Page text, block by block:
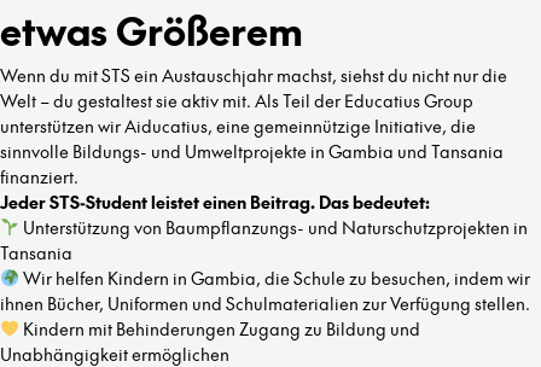
etwas Größerem
Wenn du mit STS ein Austauschjahr machst, siehst du nicht nur die
Welt – du gestaltest sie aktiv mit. Als Teil der Educatius Group
unterstützen wir Aiducatius, eine gemeinnützige Initiative, die
sinnvolle Bildungs- und Umweltprojekte in Gambia und Tansania
finanziert.
Jeder STS-Student leistet einen Beitrag. Das bedeutet:
Unterstützung von Baumpflanzungs- und Naturschutzprojekten in
Tansania
Wir helfen Kindern in Gambia, die Schule zu besuchen, indem wir
ihnen Bücher, Uniformen und Schulmaterialien zur Verfügung stellen.
Kindern mit Behinderungen Zugang zu Bildung und
Unabhängigkeit ermöglichen